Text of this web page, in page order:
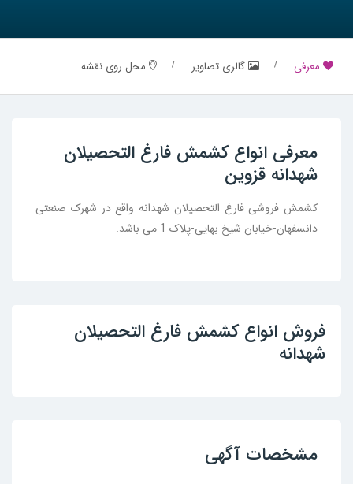
معرفی گالری تصاویر محل روی نقشه
معرفی انواع کشمش فارغ التحصیلان
شهدانه قزوین
کشمش فروشی فارغ التحصیلان شهدانه واقع در شهرک صنعتی
دانسفهان-خیابان شیخ بهایی-پلاک 1 می باشد.
فروش انواع کشمش فارغ التحصیلان
شهدانه
مشخصات آگهی